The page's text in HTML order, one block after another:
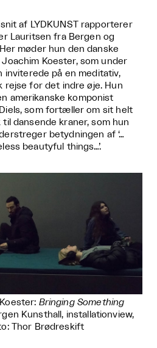
af LYDKUNST rapporterer
Lauritsen fra Bergen og
møder hun den danske
Koester, som under
inviterede på en meditativ,
rejse for det indre øje. Hun
amerikanske komponist
som fortæller om sit helt
dansende kraner, som hun
betydningen af ‘…
beautyful things…’.
Bringing Something
Kunsthall, installationview,
Thor Brødreskift